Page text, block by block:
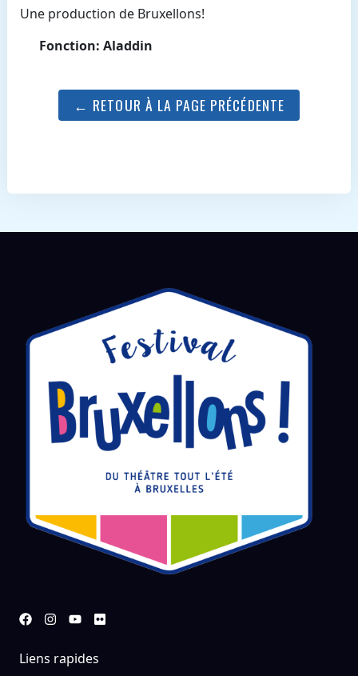
Une production de Bruxellons!
Fonction: Aladdin
← RETOUR À LA PAGE PRÉCÉDENTE
Liens rapides